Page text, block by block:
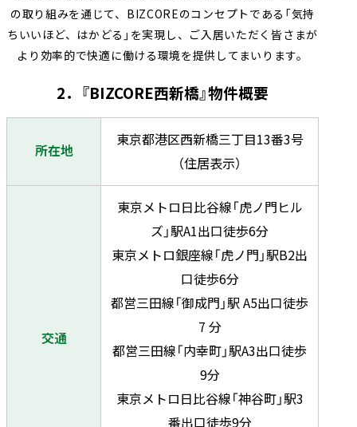
の取り組みを通じて、BIZCOREのコンセプトである「気持
ちいいほど、はかどる」を実現し、ご入居いただく皆さまが
より効率的で快適に働ける環境を提供してまいります。
2．『BIZCORE西新橋』物件概要
所在地
東京都港区西新橋三丁目13番3号
（住居表示）
交通
東京メトロ日比谷線「虎ノ門ヒル
ズ」駅A1出口徒歩6分
東京メトロ銀座線「虎ノ門」駅B2出
口徒歩6分
都営三田線「御成門」駅 A5出口徒歩
7 分
都営三田線「内幸町」駅A3出口徒歩
9分
東京メトロ日比谷線「神谷町」駅3
番出口徒歩9分